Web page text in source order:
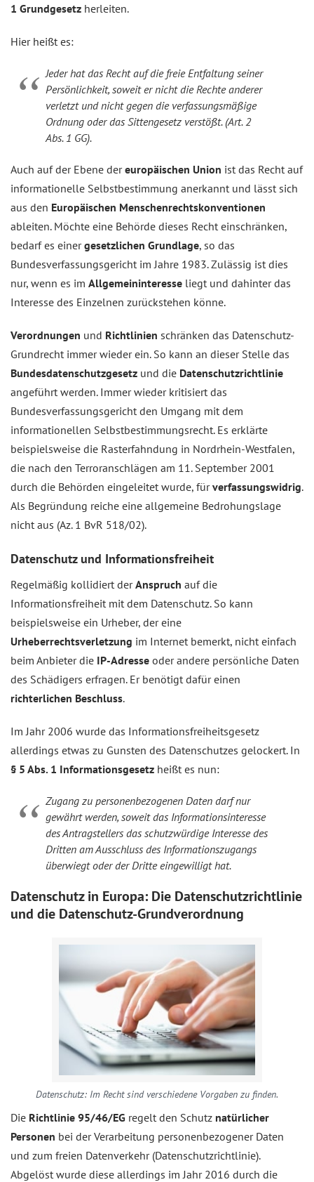
1 Grundgesetz herleiten.
Hier heißt es:
Jeder hat das Recht auf die freie Entfaltung seiner
Persönlichkeit, soweit er nicht die Rechte anderer
verletzt und nicht gegen die verfassungsmäßige
Ordnung oder das Sittengesetz verstößt. (Art. 2
Abs. 1 GG).
Auch auf der Ebene dereuropäischen Union ist das Recht auf
informationelle Selbstbestimmung anerkannt und lässt sich
aus den Europäischen Menschenrechtskonventionen
ableiten. Möchte eine Behörde dieses Recht einschränken,
bedarf es einergesetzlichen Grundlage, so das
Bundesverfassungsgericht im Jahre 1983. Zulässig ist dies
nur, wenn es im Allgemeininteresse liegt und dahinter das
Interesse des Einzelnen zurückstehen könne.
Verordnungen und Richtlinien schränken das Datenschutz-
Grundrecht immer wieder ein. So kann an dieser Stelle das
Bundesdatenschutzgesetz und die Datenschutzrichtlinie
angeführt werden. Immer wieder kritisiert das
Bundesverfassungsgericht den Umgang mit dem
informationellen Selbstbestimmungsrecht. Es erklärte
beispielsweise die Rasterfahndung in Nordrhein-Westfalen,
die nach den Terroranschlägen am 11. September 2001
durch die Behörden eingeleitet wurde, fürverfassungswidrig.
Als Begründung reiche eine allgemeine Bedrohungslage
nicht aus (Az. 1 BvR 518/02).
Datenschutz und Informationsfreiheit
Regelmäßig kollidiert derAnspruch auf die
Informationsfreiheit mit dem Datenschutz. So kann
beispielsweise ein Urheber, der eine
Urheberrechtsverletzung im Internet bemerkt, nicht einfach
beim Anbieter die IP-Adresse oder andere persönliche Daten
des Schädigers erfragen. Er benötigt dafür einen
richterlichen Beschluss.
Im Jahr 2006 wurde das Informationsfreiheitsgesetz
allerdings etwas zu Gunsten des Datenschutzes gelockert. In
§ 5 Abs. 1 Informationsgesetz heißt es nun:
Zugang zu personenbezogenen Daten darf nur
gewährt werden, soweit das Informationsinteresse
des Antragstellers das schutzwürdige Interesse des
Dritten am Ausschluss des Informationszugangs
überwiegt oder der Dritte eingewilligt hat.
Datenschutz in Europa: Die Datenschutzrichtlinie
und die Datenschutz-Grundverordnung
Datenschutz: Im Recht sind verschiedene Vorgaben zu finden.
Die Richtlinie 95/46/EG regelt den Schutz natürlicher
Personen bei der Verarbeitung personenbezogener Daten
und zum freien Datenverkehr (Datenschutzrichtlinie).
Abgelöst wurde diese allerdings im Jahr 2016 durch die